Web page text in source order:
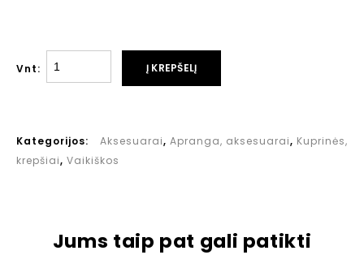
Vnt: Į KREPŠELĮ
Kategorijos: Aksesuarai, Apranga, aksesuarai, Kuprinės,
krepšiai, Vaikiškos
Jums taip pat gali patikti